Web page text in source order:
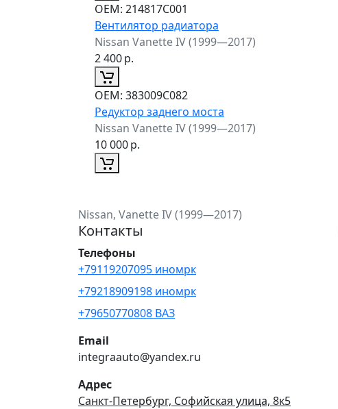
ОЕМ: 214817C001
Вентилятор радиатора
Nissan Vanette IV (1999—2017)
2 400р.
ОЕМ: 383009C082
Редуктор заднего моста
Nissan Vanette IV (1999—2017)
10 000р.
Nissan, Vanette IV (1999—2017)
Контакты
Телефоны
+79119207095 иномрк
+79218909198 иномрк
+79650770808 ВАЗ
Email
integraauto@yandex.ru
Адрес
Санкт-Петербург, Софийская улица, 8к5